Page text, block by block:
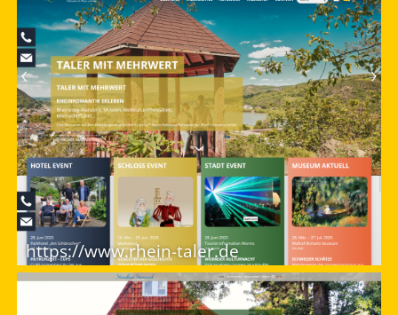
https://www.rhein-taler.de